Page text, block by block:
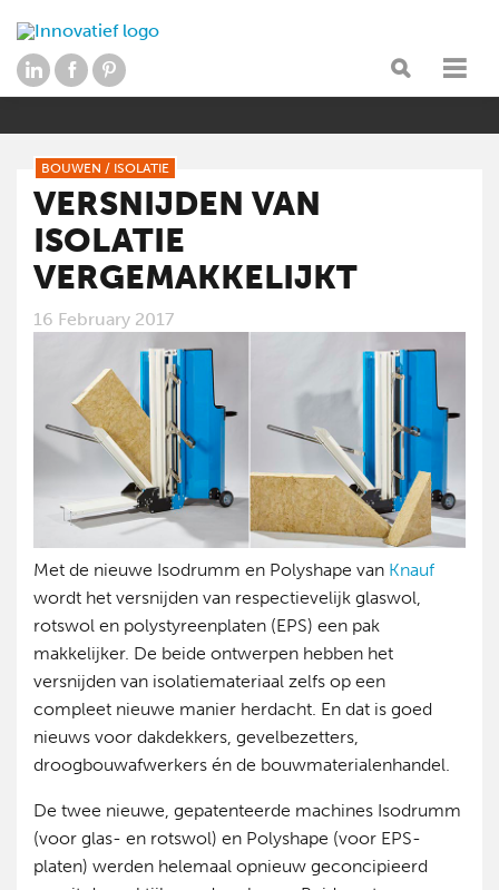
BOUWEN / ISOLATIE
VERSNIJDEN VAN
ISOLATIE
VERGEMAKKELIJKT
16 February 2017
Met de nieuwe Isodrumm en Polyshape van Knauf
wordt het versnijden van respectievelijk glaswol,
rotswol en polystyreenplaten (EPS) een pak
makkelijker. De beide ontwerpen hebben het
versnijden van isolatiemateriaal zelfs op een
compleet nieuwe manier herdacht. En dat is goed
nieuws voor dakdekkers, gevelbezetters,
droogbouwafwerkers én de bouwmaterialenhandel.
De twee nieuwe, gepatenteerde machines Isodrumm
(voor glas- en rotswol) en Polyshape (voor EPS-
platen) werden helemaal opnieuw geconcipieerd